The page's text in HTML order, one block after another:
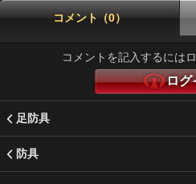
コメント（0）
コメントを記入するには
ログ
足防具
防具